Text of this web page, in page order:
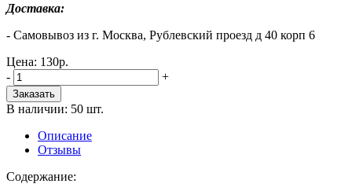
Доставка:
- Cамовывоз из г. Москва, Рублевский проезд д 40 корп 6
Цена: 130р.
-
+
Заказать
В наличии: 50 шт.
Описание
Отзывы
Cодержание: